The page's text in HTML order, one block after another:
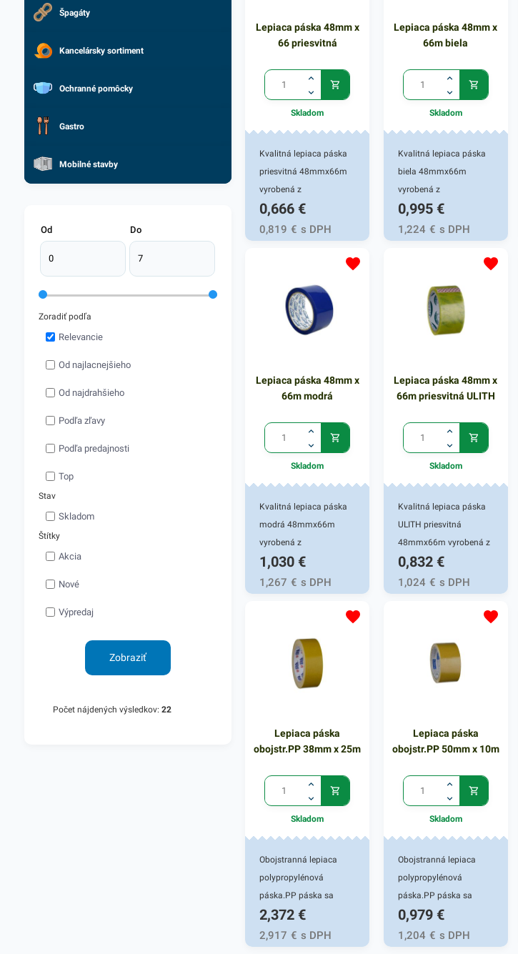
Špagáty
Kancelársky sortiment
Ochranné pomôcky
Gastro
Mobilné stavby
Od Do
Zoradiť podľa
Relevancie
Od najlacnejšieho
Od najdrahšieho
Podľa zľavy
Podľa predajnosti
Top
Stav
Skladom
Štítky
Akcia
Nové
Výpredaj
Zobraziť
Počet nájdených výsledkov: 22
Lepiaca páska 48mm x
66 priesvitná
Skladom
Kvalitná lepiaca páska
priesvitná 48mmx66m
vyrobená z
polypropylénu.
Vyznačuje sa vysokou
lepivosťou a je výborná
pásky: 48 mm Návin
/dĺžka/: 66 m Cena za 1
0,666 €
0,819 € s DPH
Lepiaca páska 48mm x
66m biela
Skladom
Kvalitná lepiaca páska
biela 48mmx66m
vyrobená z
polypropylénu.
Vyznačuje sa vysokou
lepivosťou a je výborná
pásky: 48 mm Návin
/dĺžka/: 66 m Cena za 1
0,995 €
1,224 € s DPH
Lepiaca páska 48mm x
66m modrá
Skladom
Kvalitná lepiaca páska
modrá 48mmx66m
vyrobená z
polypropylénu.
Vyznačuje sa vysokou
lepivosťou a je výborná
pásky: 48 mm Návin
/dĺžka/: 66 m Cena za 1
1,030 €
1,267 € s DPH
Lepiaca páska 48mm x
66m priesvitná ULITH
Skladom
Kvalitná lepiaca páska
ULITH priesvitná
48mmx66m vyrobená z
polypropylénu.
Vyznačuje sa vysokou
lepivosťou a je výborná
pásky: 48 mm Návin
/dĺžka/: 66 m Cena za 1
0,832 €
1,024 € s DPH
Lepiaca páska
obojstr.PP 38mm x 25m
Skladom
Obojstranná lepiaca
polypropylénová
páska.PP páska sa
používa na lepenie
kobercov, dekoračných
predmetov a iných
2,372 €
2,917 € s DPH
Lepiaca páska
obojstr.PP 50mm x 10m
Skladom
Obojstranná lepiaca
polypropylénová
páska.PP páska sa
používa na lepenie
kobercov, dekoračných
predmetov a iných
0,979 €
1,204 € s DPH